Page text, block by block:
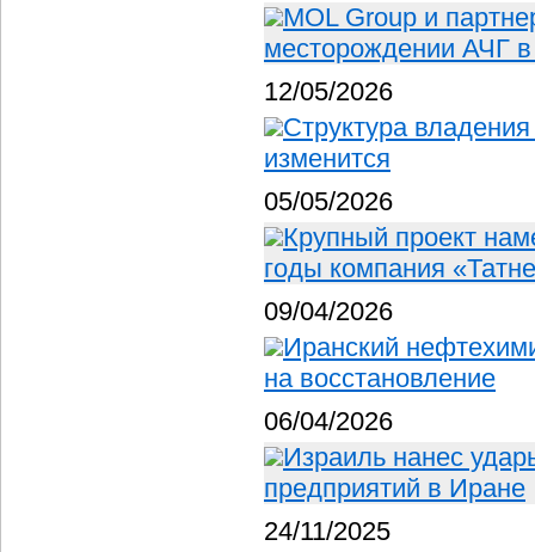
MOL Group и
месторождении АЧГ
12/05/2026
Структура
изменится
05/05/2026
Крупный проект
годы компания
09/04/2026
Иранский
на восстановление
06/04/2026
Израиль нанес
предприятий в Иране
24/11/2025